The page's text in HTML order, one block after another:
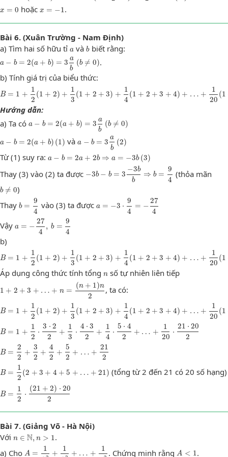
x = 0 hoặcx = −1
− .
Bài 6. (Xuân Trường - Nam Định)
a) Tìm hai số hữu tỉ a
a vàb
bbiết rằng:
a − b = 2(a + b) = 3
a
b
(b ≠ 0)
b= a + 3a b ≠0 )
.
b) Tính giá trị của biểu thức:
B = 1 +
1
2
(1 + 2) +
1
3
(1 + 2 + 3) +
1
4
(1 + 2 + 3 + 4) + … +
1
20
(1
B= + 1 +2 13 +2 + 1 1+ 3 +4 … 20 1+ 20 )
Hướng dẫn:
a) Ta có a − b = 2(a + b) = 3
a
b
(b ≠ 0)
b= a + 3a b ≠0 )
a − b = 2(a + b) (1)
b= a + 1) vàa − b = 3
a
b
(2)
b= ab(2 )
Từ (1) suy ra: a − b = 2a + 2b ⇒ a = −3b (3)
b= a+ ⇒a −3
Thay (3) vào (2) ta được −3b − b = 3
−3b
b
⇒ b =
9
4
3b b −3bb = (thỏa mãn
b ≠ 0
b 0
)
Thay b =
9
4
b 4 vào (3) ta được a = −3 ⋅
9
4
= −
27
4
⋅9 4= 4
Vậy a = −
27
4
, b =
9
4
274, =
b)
B = 1 +
1
2
(1 + 2) +
1
3
(1 + 2 + 3) +
1
4
(1 + 2 + 3 + 4) + … +
1
20
(1
B= 1 + 3 +2 + + 3 + + 20 )
Áp dụng công thức tính tổng nsố tự nhiên liên tiếp
1 + 2 + 3 + … + n =
(n + 1 )n
2
1 + … , ta có:
B = 1 +
1
2
(1 + 2) +
1
3
(1 + 2 + 3) +
1
4
(1 + 2 + 3 + 4) + … +
1
20
(1
B= + 1 +2 13 +2 + 1 1+ 3 +4 … 20 1+ 20 )
B = 1 +
1
2
⋅
3 ⋅ 2
2
+
1
3
⋅
4 ⋅ 3
2
+
1
4
⋅
5 ⋅ 4
2
+ … +
1
20
⋅
21 ⋅ 20
2
B= 3 2 + 1 ⋅3 + 1 4 42 … + 1 202
B =
2
2
+
3
2
+
4
2
+
5
2
+ … +
21
2
B= 2+ + +5 …
B =
1
2
(2 + 3 + 4 + 5 + … + 21 )
B= 2( 2 +21 (tổng từ 2 đến 21 có 20 số hạng)
B =
1
2
⋅
(21 + 2) ⋅ 20
2
B= 2⋅ 21+2 )⋅20 2
Bài 7. (Giảng Võ - Hà Nội)
Với n ∈ N, n > 1
n ∈N,n>1
.
a) Cho A =
1
+
1
+ … +
1
A 2 2 . Chứng minh rằngA < 1
A .